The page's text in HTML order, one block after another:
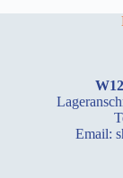
Email: